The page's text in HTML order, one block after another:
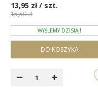
15,50 zł
13,95 zł / szt.
WYŚLEMY DZISIAJ!
DO KOSZYKA